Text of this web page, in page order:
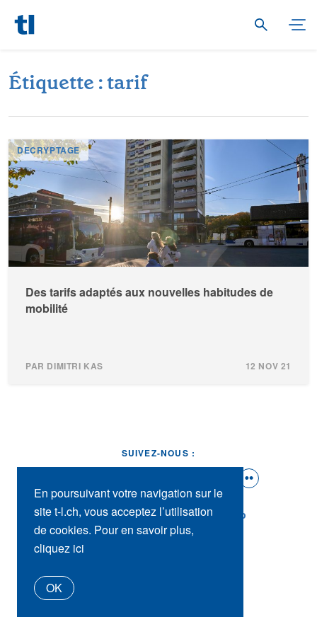
Étiquette :tarif
DECRYPTAGE
Des tarifs adaptés aux nouvelles habitudes de
mobilité
PAR DIMITRI KAS 12 NOV 21
SUIVEZ-NOUS :
t-l.ch Presse Contact tl_shop
En poursuivant votre navigation sur le
site t-l.ch, vous acceptez l’utilisation
de cookies. Pour en savoir plus,
cliquez ici
OK